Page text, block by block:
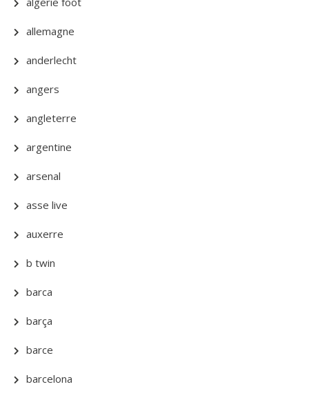
allemagne
anderlecht
angers
angleterre
argentine
arsenal
asse live
auxerre
b twin
barca
barça
barce
barcelona